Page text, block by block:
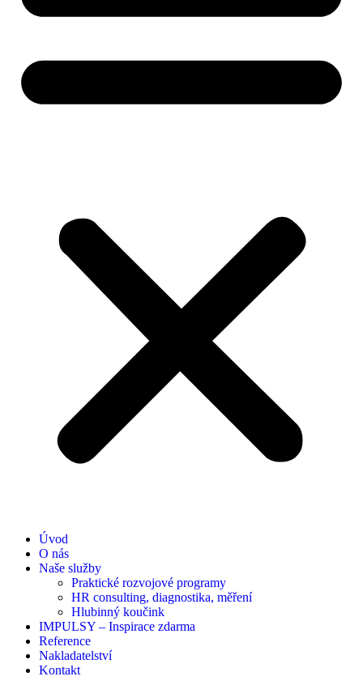
Úvod
O nás
Naše služby
Praktické rozvojové programy
HR consulting, diagnostika, měření
Hlubinný koučink
IMPULSY – Inspirace zdarma
Reference
Nakladatelství
Kontakt